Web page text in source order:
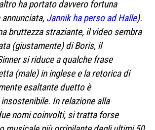
ha portato davvero fortuna
Jannik ha perso ad Halle).
bruttezza straziante, il video sembra
(giustamente) di Boris, il
si riduce a qualche frase
(male) in inglese e la retorica di
esaltante duetto è
In relazione alla
nomi coinvolti, si tratta forse